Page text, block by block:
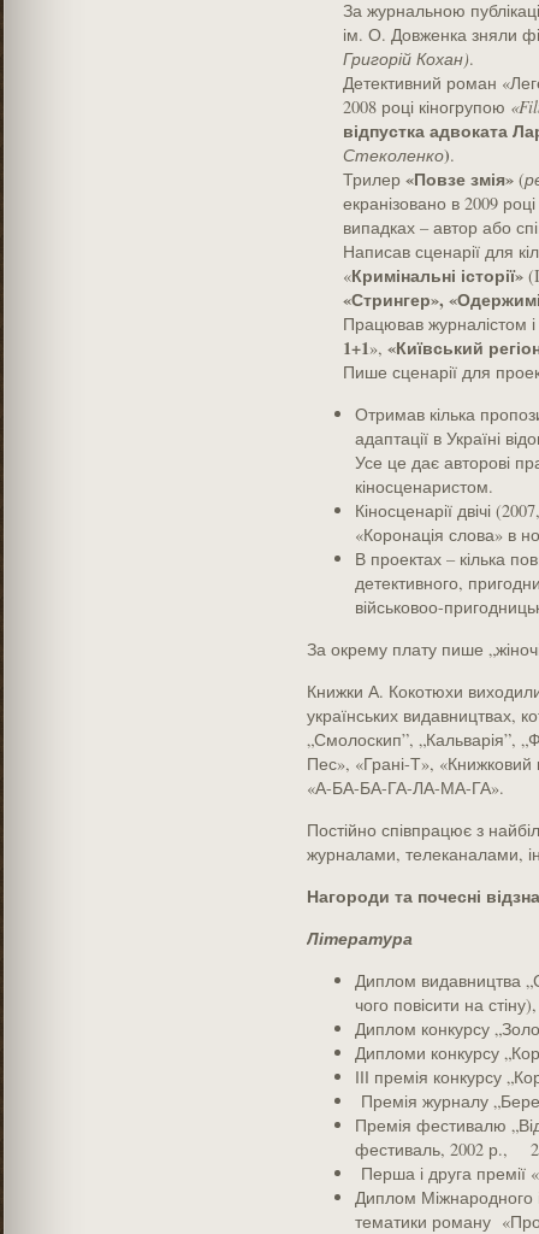
За журнальною
ім. О. Довженка зняли
Григорій Кохан).
Детективний роман
2008 році кіногрупою «
відпустка адвоката
Стеколенко).
Трилер «Повзе змія»(
екранізовано в 2009
випадках – автор або
Написав сценарії для
«Кримінальні історії»
«Стрингер»,
Працював журналістом
1+1», «Київський
Пише сценарії для
Отримав кілька
адаптації в Україні
Усе це дає авторові
кіносценаристом.
Кіносценарії двічі
«Коронація слова» в
В проектах – кілька
детективного,
військовоо-
За окрему плату пише
Книжки А. Кокотюхи виходили
українських видавництвах,
„Смолоскип”, „Кальварія”,
Пес», «Грані-Т», «Книжковий
«А-БА-БА-ГА-ЛА-МА-ГА».
Постійно співпрацює з
журналами, телеканалами,
Нагороди та почесні
Література
Диплом видавництва
чого повісити на
Диплом конкурсу
Дипломи конкурсу
ІІІ премія конкурсу
Премія журналу
Премія фестивалю
фестиваль, 2002 р.,
Перша і друга премії
Диплом Міжнародного
тематики роману